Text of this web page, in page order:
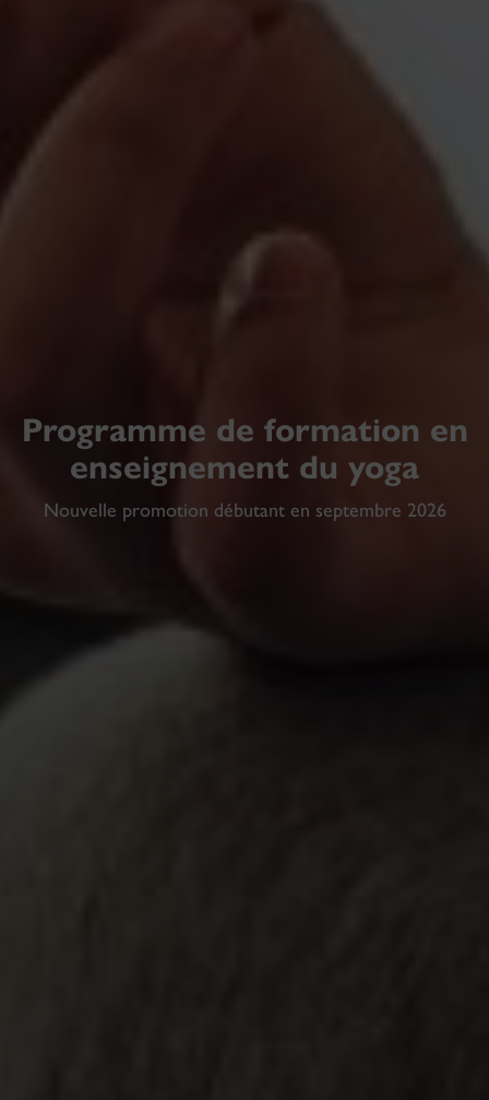
Programme de formation en
enseignement du yoga
Nouvelle promotion débutant en septembre 2026